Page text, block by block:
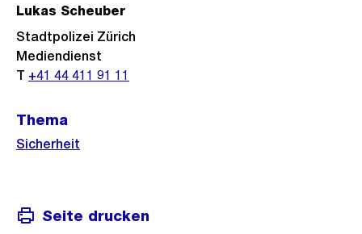
Lukas Scheuber
Stadtpolizei Zürich
Mediendienst
T +41 44 411 91 11
Thema
Sicherheit
Seite drucken